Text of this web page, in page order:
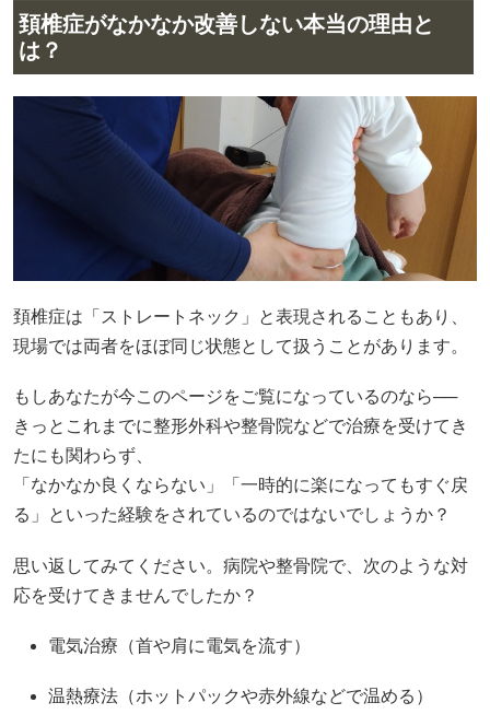
頚椎症がなかなか改善しない本当の理由と
は？
頚椎症は「ストレートネック」と表現されることもあり、
現場では両者をほぼ同じ状態として扱うことがあります。
もしあなたが今このページをご覧になっているのなら──
きっとこれまでに整形外科や整骨院などで治療を受けてき
たにも関わらず、
「なかなか良くならない」「一時的に楽になってもすぐ戻
る」といった経験をされているのではないでしょうか？
思い返してみてください。病院や整骨院で、次のような対
応を受けてきませんでしたか？
電気治療（首や肩に電気を流す）
温熱療法（ホットパックや赤外線などで温める）